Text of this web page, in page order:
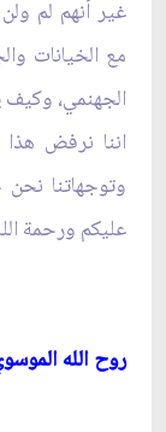
غير أنهم لم
مع الخيانات
الجهنمي، وكيف
اننا نرفض
وتوجهاتنا
عليكم ورحمة
روح الله